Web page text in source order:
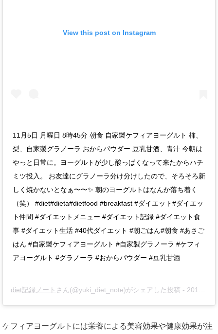
View this post on Instagram
11月5日 月曜日 8時45分 朝食 自家製ケフィアヨーグルト 柿、
梨、自家製グラノーラ おからパウダー 豆乳甘酒、青汁 今朝は
やっと日常に。ヨーグルトが少し酸っぱくなって来たからハチ
ミツ投入。 お友達にグラノーラ分け分けしたので、そろそろ新
しく焼かないとなぁ〜〜✨ 朝のヨーグルトはなんか落ち着く
（笑） #diet#dieta#dietfood #breakfast #ダイエット#ダイエッ
ト仲間 #ダイエットメニュー #ダイエット記録 #ダイエット食
事 #ダイエット生活 #40代ダイエット #朝ごはん#朝食 #あさご
はん #自家製ケフィアヨーグルト #自家製グラノーラ #ケフィ
アヨーグルト #グラノーラ #おからパウダー #豆乳甘酒
diet記録ノート さん(@yuki_diet_note)がシェアした投稿 - 2018年11月月5日午前2時03分PST
ケフィアヨーグルトには栄養による美容効果や健康効果が注